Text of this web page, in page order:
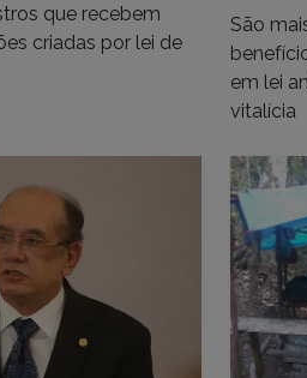
que recebem
criadas por lei de
São
em lei
vitalícia